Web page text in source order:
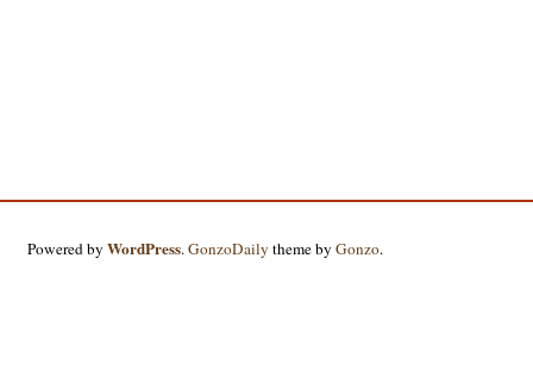
Powered byWordPress.GonzoDaily theme byGonzo.